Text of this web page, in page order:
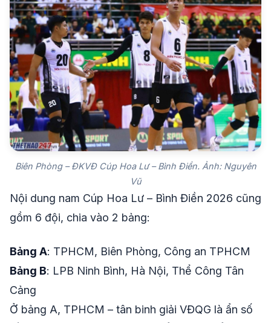
Biên Phòng – ĐKVĐ Cúp Hoa Lư – Bình Điền. Ảnh: Nguyên
Vũ
Nội dung nam Cúp Hoa Lư – Bình Điền 2026 cũng
gồm 6 đội, chia vào 2 bảng:
Bảng A: TPHCM, Biên Phòng, Công an TPHCM
Bảng B: LPB Ninh Bình, Hà Nội, Thể Công Tân
Cảng
Ở bảng A, TPHCM – tân binh giải VĐQG là ẩn số